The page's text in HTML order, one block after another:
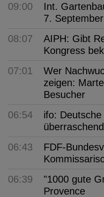
09:00
Int.
7. September
08:07
AIPH: Gibt
Kongress
07:01
Wer
zeigen:
Besucher
06:54
ifo:
06:43
FDF-
06:39
"1000 gute
Provence